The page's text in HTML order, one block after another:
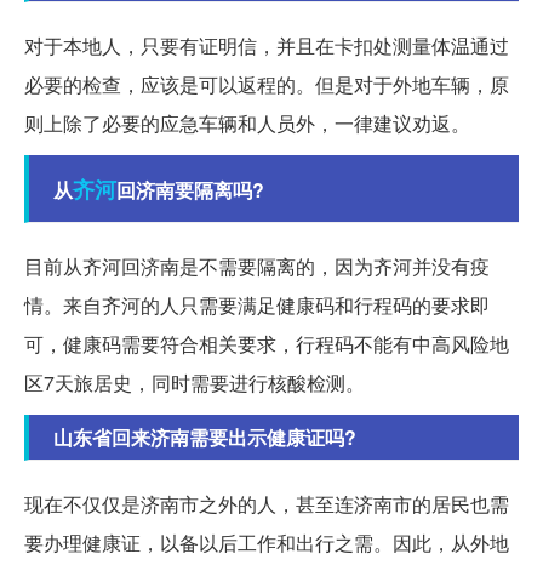
对于本地人，只要有证明信，并且在卡扣处测量体温通过
必要的检查，应该是可以返程的。但是对于外地车辆，原
则上除了必要的应急车辆和人员外，一律建议劝返。
从齐河回济南要隔离吗?
目前从齐河回济南是不需要隔离的，因为齐河并没有疫
情。来自齐河的人只需要满足健康码和行程码的要求即
可，健康码需要符合相关要求，行程码不能有中高风险地
区7天旅居史，同时需要进行核酸检测。
山东省回来济南需要出示健康证吗?
现在不仅仅是济南市之外的人，甚至连济南市的居民也需
要办理健康证，以备以后工作和出行之需。因此，从外地